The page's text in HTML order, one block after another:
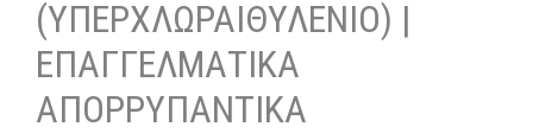
(ΥΠΕΡΧΛΩΡΑΙΘΥΛΕΝΙΟ) |
ΕΠΑΓΓΕΛΜΑΤΙΚΑ
ΑΠΟΡΡΥΠΑΝΤΙΚΑ